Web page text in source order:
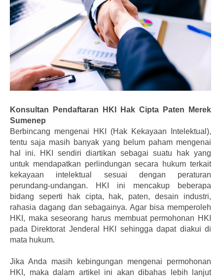
Konsultan Pendaftaran HKI Hak Cipta Paten Merek
Sumenep
Berbincang mengenai HKI (Hak Kekayaan Intelektual),
tentu saja masih banyak yang belum paham mengenai
hal ini. HKI sendiri diartikan sebagai suatu hak yang
untuk mendapatkan perlindungan secara hukum terkait
kekayaan intelektual sesuai dengan peraturan
perundang-undangan. HKI ini mencakup beberapa
bidang seperti hak cipta, hak, paten, desain industri,
rahasia dagang dan sebagainya. Agar bisa memperoleh
HKI, maka seseorang harus membuat permohonan HKI
pada Direktorat Jenderal HKI sehingga dapat diakui di
mata hukum.
Jika Anda masih kebingungan mengenai permohonan
HKI, maka dalam artikel ini akan dibahas lebih lanjut